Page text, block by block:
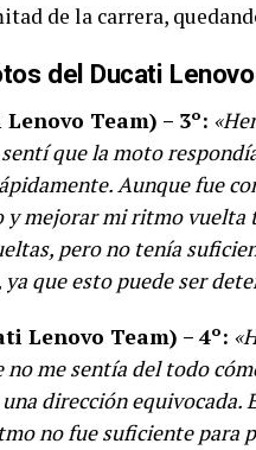
de la carrera,
del Ducati
Team) – 3º:
que la moto
Aunque fue
mejorar mi ritmo vuelta
pero no tenía
que esto puede ser
Lenovo Team) – 4º:
me sentía del todo
dirección equivocada.
no fue suficiente para